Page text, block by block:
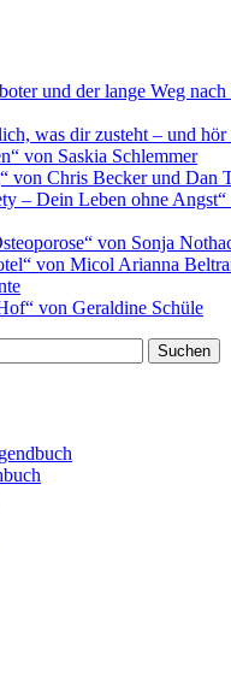
und der lange Weg nach
was dir zusteht – und
von Saskia Schlemmer
von Chris Becker und Dan
– Dein Leben ohne Angst“
von Sonja
von Micol Arianna
von Geraldine Schüle